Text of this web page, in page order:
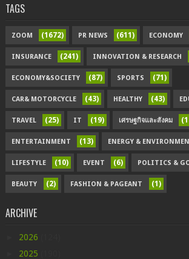
TAGS
ZOOM (1672) PR NEWS (611) ECONOMY
INSURANCE (241) INNOVATION & RESEARCH
ECONOMY&SOCIETY (87) SPORTS (71)
CAR& MOTORCYCLE (43) HEALTHY (43)
TRAVEL (25) IT (19) เศรษฐกิจและสังคม
ENTERTAINMENT (13) ENERGY &
LIFESTYLE (10) EVENT (6) POLITICS &
BEAUTY (2) FASHION & PAGEANT (1)
ARCHIVE
2026
2025